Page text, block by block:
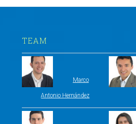
TEAM
Marco
Antonio Hernández